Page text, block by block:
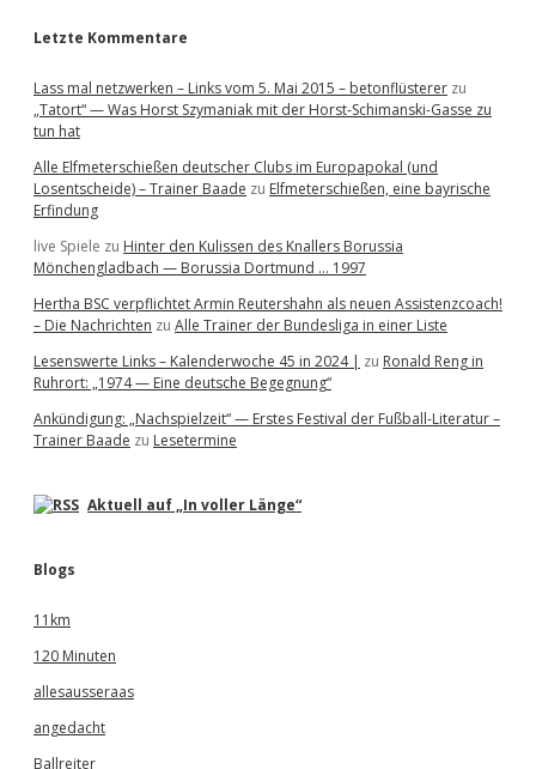
Letzte Kommentare
Lass mal netzwerken – Links vom 5. Mai 2015 – betonflüsterer zu
„Tatort“ — Was Horst Szymaniak mit der Horst-Schimanski-Gasse zu
tun hat
Alle Elfmeterschießen deutscher Clubs im Europapokal (und
Losentscheide) – Trainer Baade zu Elfmeterschießen, eine bayrische
Erfindung
live Spiele zu Hinter den Kulissen des Knallers Borussia
Mönchengladbach — Borussia Dortmund … 1997
Hertha BSC verpflichtet Armin Reutershahn als neuen Assistenzcoach!
– Die Nachrichten zu Alle Trainer der Bundesliga in einer Liste
Lesenswerte Links – Kalenderwoche 45 in 2024 | zu Ronald Reng in
Ruhrort: „1974 — Eine deutsche Begegnung“
Ankündigung: „Nachspielzeit“ — Erstes Festival der Fußball-Literatur –
Trainer Baade zu Lesetermine
Aktuell auf „In voller Länge“
Blogs
11km
120 Minuten
allesausseraas
angedacht
Ballreiter